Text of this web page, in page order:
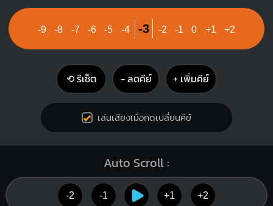
-9 -8 -7 -6 -5 -4 -3 -2 -1 0 +1 +2
⟲ รีเซ็ต − ลดคีย์ + เพิ่มคีย์
เล่นเสียงเมื่อกดเปลี่ยนคีย์
Auto Scroll :
-2 -1 +1 +2